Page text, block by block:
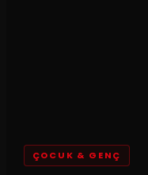
ÇOCUK & GENÇ